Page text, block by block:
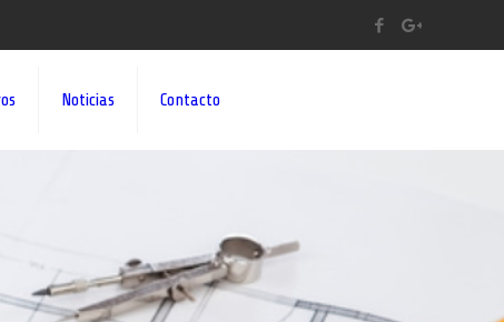
Noticias Contacto
A SUS IDEAS¡¡